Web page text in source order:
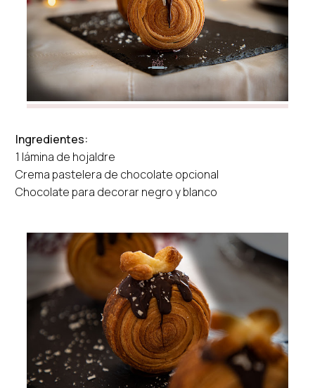
Ingredientes:
1 lámina de hojaldre
Crema pastelera de chocolate opcional
Chocolate para decorar negro y blanco